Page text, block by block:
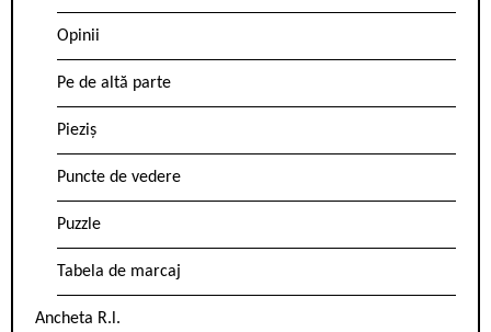
Opinii
Pe de altă parte
Pieziș
Puncte de vedere
Puzzle
Tabela de marcaj
Ancheta R.l.